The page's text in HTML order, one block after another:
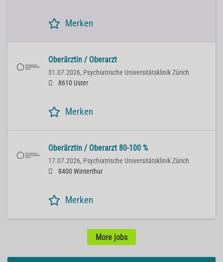
Merken
Oberärztin / Oberarzt
31.07.2026, Psychiatrische Universitätsklinik Zürich
8610 Uster
Merken
Oberärztin / Oberarzt 80-100 %
17.07.2026, Psychiatrische Universitätsklinik Zürich
8400 Winterthur
Merken
More jobs